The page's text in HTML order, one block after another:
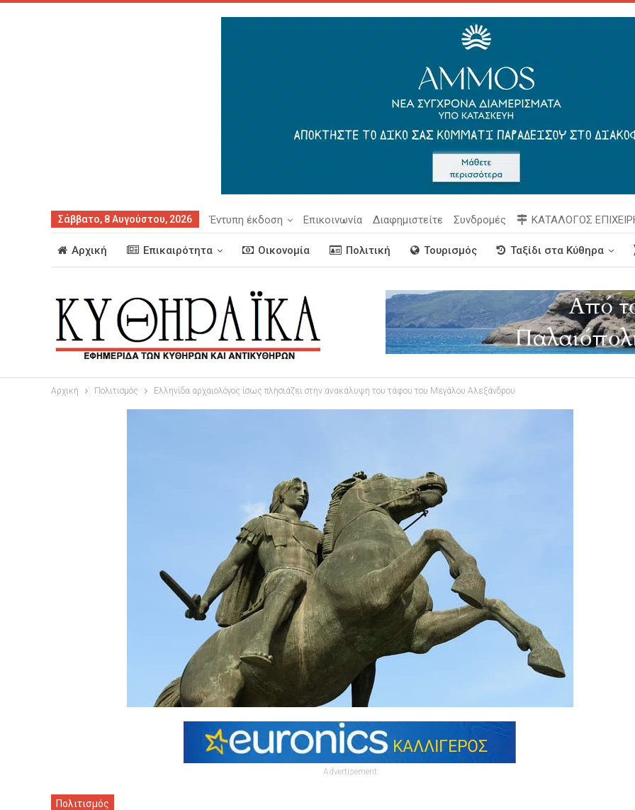
Σάββατο, 8 Αυγούστου, 2026 Έντυπη έκδοση Επικοινωνία Διαφημιστείτε Συνδρομές ΚΑΤΑΛΟΓΟΣ
Αρχική Επικαιρότητα Οικονομία Πολιτική Τουρισμός Ταξίδι στα Κύθηρα
Αρχική Πολιτισμός Ελληνίδα αρχαιολόγος ίσως πλησιάζει στην ανακάλυψη του τάφου του Μεγάλου Αλεξάνδρου
Advertisement
Πολιτισμός